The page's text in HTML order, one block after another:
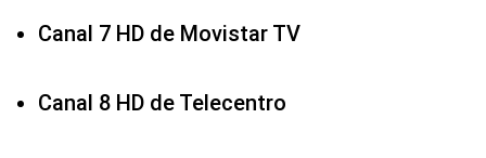
Canal 7 HD de Movistar TV
Canal 8 HD de Telecentro